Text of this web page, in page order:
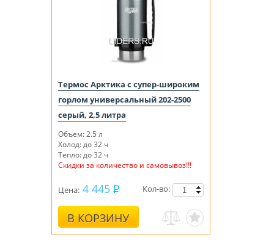
Термос Арктика с супер-широким
горлом универсальный 202-2500
серый, 2,5 литра
Объем: 2.5 л
Холод: до 32 ч
Тепло: до 32 ч
Скидки за количество и самовывоз!!!
Цена: 4 445
В КОРЗИНУ
Кол-во: